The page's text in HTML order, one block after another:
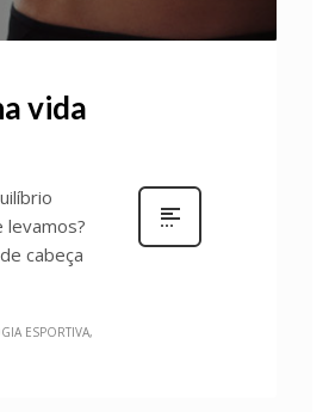
vida
levamos?
cabeça
ESPORTIVA